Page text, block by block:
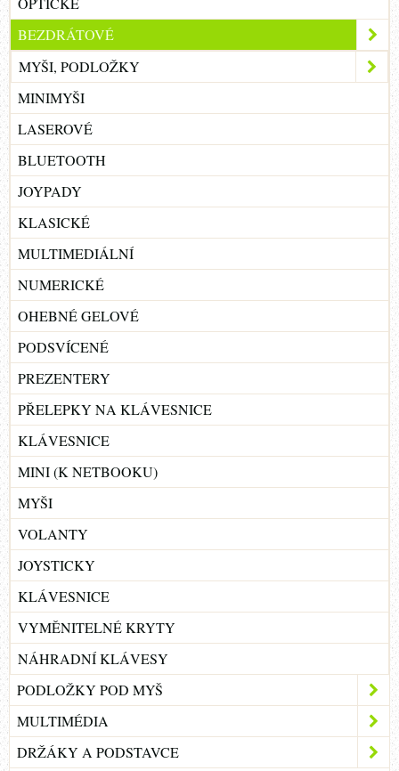
BEZDRÁTOVÉ
MYŠI, PODLOŽKY
MINIMYŠI
LASEROVÉ
BLUETOOTH
JOYPADY
KLASICKÉ
MULTIMEDIÁLNÍ
NUMERICKÉ
OHEBNÉ GELOVÉ
PODSVÍCENÉ
PREZENTERY
PŘELEPKY NA KLÁVESNICE
KLÁVESNICE
MINI (K NETBOOKU)
MYŠI
VOLANTY
JOYSTICKY
KLÁVESNICE
VYMĚNITELNÉ KRYTY
NÁHRADNÍ KLÁVESY
PODLOŽKY POD MYŠ
MULTIMÉDIA
DRŽÁKY A PODSTAVCE